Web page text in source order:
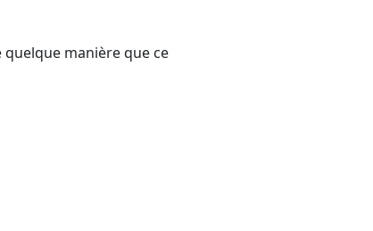
manière que ce